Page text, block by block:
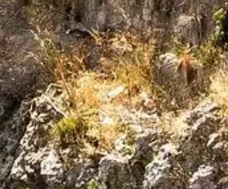
Stai cercando i migliori alloggi per le tue
prossime vacanze?Scoprili ora
La capitale europea
della cultura per il